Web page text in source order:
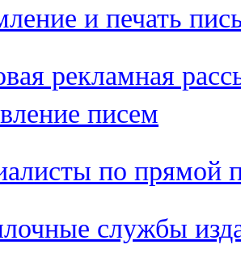
и печать
рекламная
писем
по прямой
службы